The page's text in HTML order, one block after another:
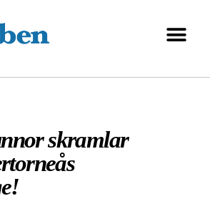
skramlar